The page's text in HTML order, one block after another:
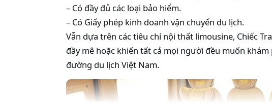
– Có đầy đủ các loại bảo hiểm.
– Có Giấy phép kinh doanh vận chuyển du lịch.
Vẫn dựa trên các tiêu chí nội thất limousine, Chiếc
đầy mê hoặc khiến tất cả mọi người đều muốn
đường du lịch Việt Nam.